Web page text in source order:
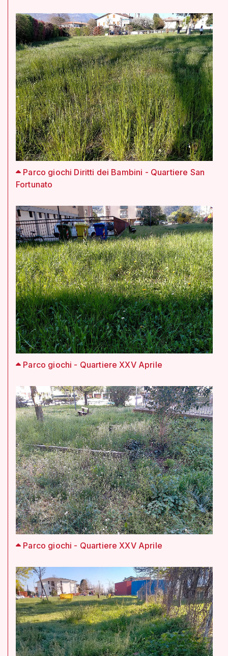
Parco giochi Diritti dei Bambini - Quartiere San
Fortunato
Parco giochi - Quartiere XXV Aprile
Parco giochi - Quartiere XXV Aprile